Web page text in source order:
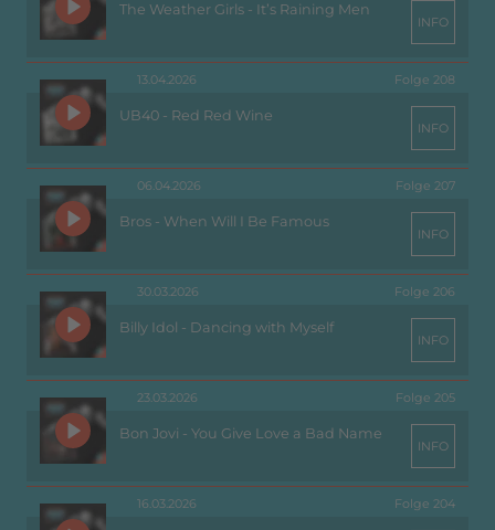
The Weather Girls - It’s Raining Men
INFO
13.04.2026 Folge 208
UB40 - Red Red Wine
INFO
06.04.2026 Folge 207
Bros - When Will I Be Famous
INFO
30.03.2026 Folge 206
Billy Idol - Dancing with Myself
INFO
23.03.2026 Folge 205
Bon Jovi - You Give Love a Bad Name
INFO
16.03.2026 Folge 204